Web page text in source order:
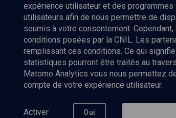
Nos Chaines
expérience utilisateur et des
utilisateurs afin de nous permettre de
soumis à votre consentement.
conditions posées par la CNIL. Les
remplissant ces conditions. Ce qui
statistiques pourront être traités au
Matomo Analytics vous nous permettez
compte de votre expérience utilisateur.
Activer Oui